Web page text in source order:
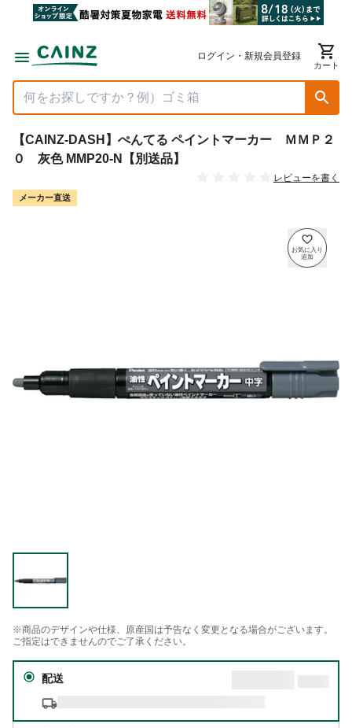
ログイン・新規会員登録
カート
【CAINZ-DASH】ぺんてる ペイントマーカー ＭＭＰ２
０ 灰色 MMP20-N【別送品】
レビューを書く
メーカー直送
※商品のデザインや仕様、原産国は予告なく変更となる場合がございます。
ご指定はできませんのでご了承ください。
配送